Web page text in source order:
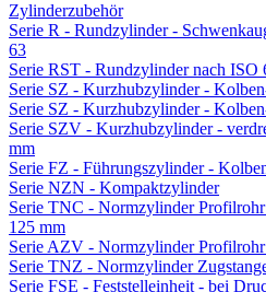
Zylinderzubehör
Serie R - Rundzylinder -
63
Serie RST - Rundzylinder nach
Serie SZ - Kurzhubzylinder -
Serie SZ - Kurzhubzylinder -
Serie SZV - Kurzhubzylinder -
mm
Serie FZ - Führungszylinder -
Serie NZN - Kompaktzylinder
Serie TNC - Normzylinder
125 mm
Serie AZV - Normzylinder
Serie TNZ - Normzylinder
Serie FSE - Feststelleinheit - bei